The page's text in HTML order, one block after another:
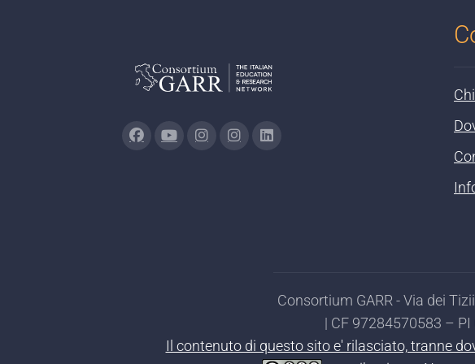
Consortium GARR - Via dei
| CF 97284570583 –
Il contenuto di questo sito e' rilasciato, tranne